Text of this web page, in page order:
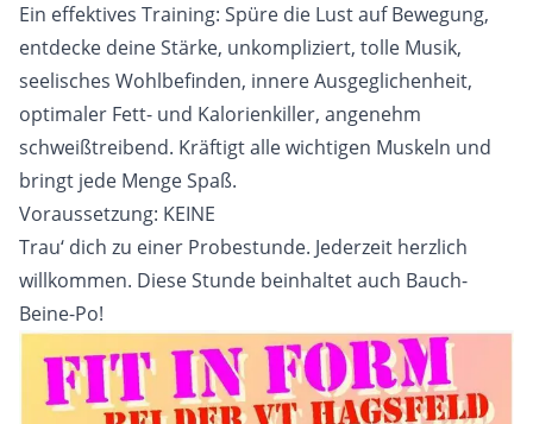
Ein effektives Training: Spüre die Lust auf Bewegung,
entdecke deine Stärke, unkompliziert, tolle Musik,
seelisches Wohlbefinden, innere Ausgeglichenheit,
optimaler Fett- und Kalorienkiller, angenehm
schweißtreibend. Kräftigt alle wichtigen Muskeln und
bringt jede Menge Spaß.
Voraussetzung: KEINE
Trau‘ dich zu einer Probestunde. Jederzeit herzlich
willkommen. Diese Stunde beinhaltet auch Bauch-
Beine-Po!